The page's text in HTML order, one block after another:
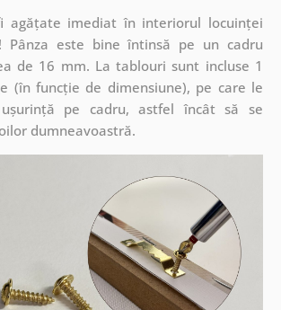
agățate imediat în interiorul locuinței
Pânza este bine întinsă pe un cadru
de 16 mm. La tablouri sunt incluse 1
(în funcție de dimensiune), pe care le
pe cadru, astfel încât să se
dumneavoastră.